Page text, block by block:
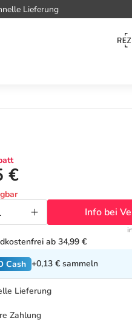
Lieferung
€
Info bei
ab 34,99 €
Cash +0,13 € sammeln
Lieferung
Zahlung